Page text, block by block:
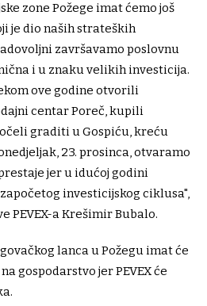
zone Požege imat ćemo još
je dio naših strateških
završavamo poslovnu
i u znaku velikih investicija.
ove godine otvorili
centar Poreč, kupili
graditi u Gospiću, kreću
23. prosinca, otvaramo
jer u idućoj godini
investicijskog ciklusa",
PEVEX-a Krešimir Bubalo.
lanca u Požegu imat će
gospodarstvo jer PEVEX će